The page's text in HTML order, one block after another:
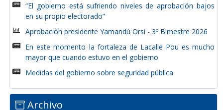
“El gobierno está sufriendo niveles de aprobación bajos
en su propio electorado”
Aprobación presidente Yamandú Orsi - 3º Bimestre 2026
En este momento la fortaleza de Lacalle Pou es mucho
mayor que cuando estuvo en el gobierno
Medidas del gobierno sobre seguridad pública
Archivo